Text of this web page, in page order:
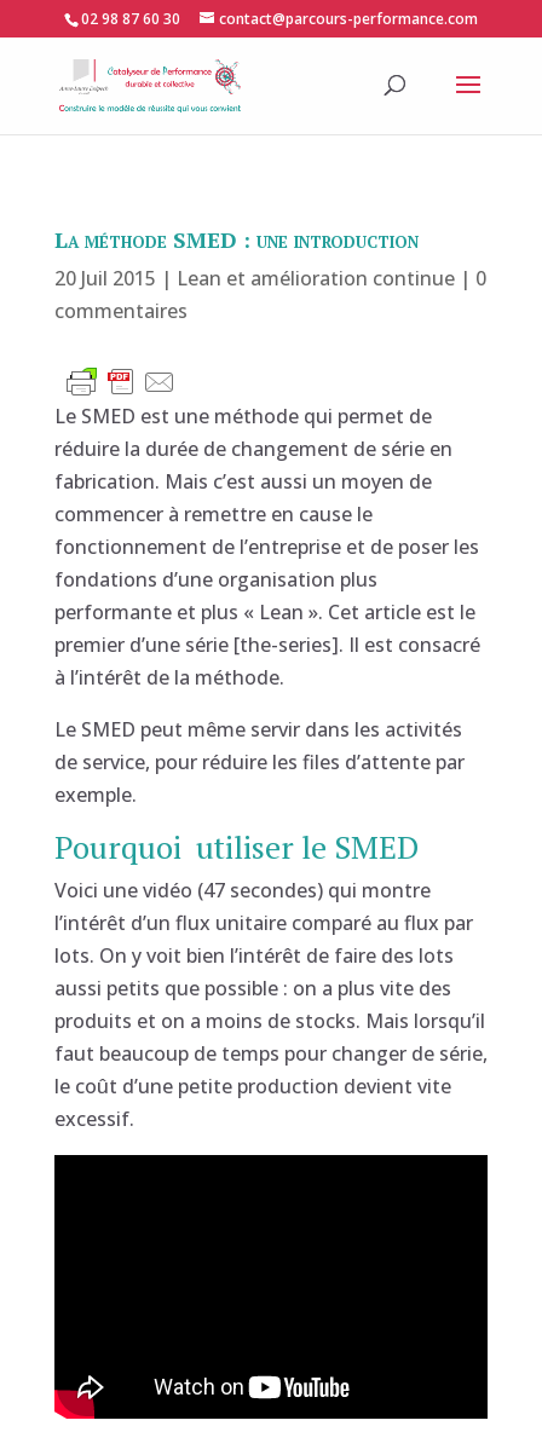
02 98 87 60 30 contact@parcours-performance.com
La méthode SMED : une introduction
20 Juil 2015 | Lean et amélioration continue| 0
commentaires
Le SMED est une méthode qui permet de
réduire la durée de changement de série en
fabrication. Mais c’est aussi un moyen de
commencer à remettre en cause le
fonctionnement de l’entreprise et de poser les
fondations d’une organisation plus
performante et plus « Lean ». Cet article est le
premier d’une série [the-series]. Il est consacré
à l’intérêt de la méthode.
Le SMED peut même servir dans les activités
de service, pour réduire les files d’attente par
exemple.
Pourquoi utiliser le SMED
Voici une vidéo (47 secondes) qui montre
l’intérêt d’un flux unitaire comparé au flux par
lots. On y voit bien l’intérêt de faire des lots
aussi petits que possible : on a plus vite des
produits et on a moins de stocks. Mais lorsqu’il
faut beaucoup de temps pour changer de série,
le coût d’une petite production devient vite
excessif.